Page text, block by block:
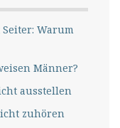
Warum
Männer?
ausstellen
zuhören